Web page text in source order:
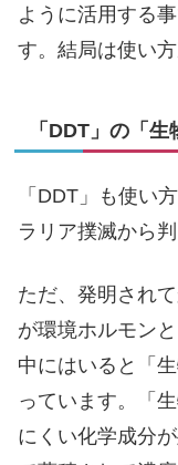
ように活用する
す。結局は使い
「DDT」の「生
「DDT」も使い
ラリア撲滅から判
ただ、発明され
が環境ホルモン
中にはいると「
っています。「
にくい化学成分